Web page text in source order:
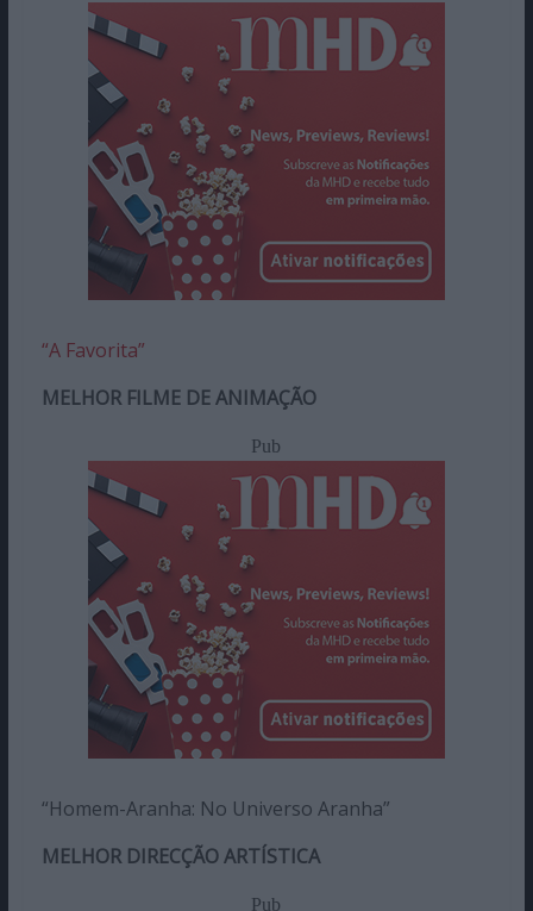
“A Favorita”
MELHOR FILME DE ANIMAÇÃO
Pub
“Homem-Aranha: No Universo Aranha”
MELHOR DIRECÇÃO ARTÍSTICA
Pub